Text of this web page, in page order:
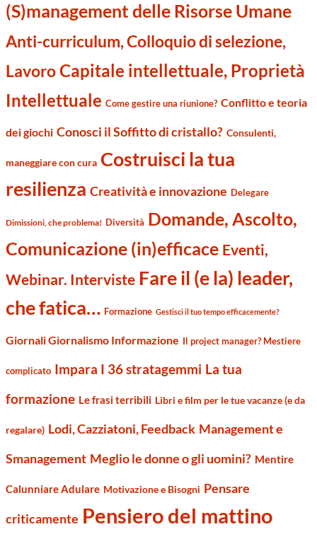
(S)management delle Risorse Umane
Anti-curriculum, Colloquio di selezione,
LavoroCapitale intellettuale, Proprietà
Intellettuale Come gestire una riunione? Conflitto e teoria
dei giochi Conosci il Soffitto di cristallo? Consulenti,
maneggiare con cura Costruisci la tua
resilienza Creatività e innovazione Delegare
Dimissioni, che problema! Diversità Domande, Ascolto,
Comunicazione (in)efficace Eventi,
Webinar. Interviste Fare il (e la) leader,
che fatica… Formazione Gestisci il tuo tempo efficacemente?
Giornali Giornalismo Informazione Il project manager? Mestiere
complicato Impara I 36 stratagemmi La tua
formazione Le frasi terribili Libri e film per le tue vacanze (e da
regalare) Lodi, Cazziatoni, Feedback Management e
Smanagement Meglio le donne o gli uomini? Mentire
Calunniare Adulare Motivazione e Bisogni Pensare
criticamente Pensiero del mattino